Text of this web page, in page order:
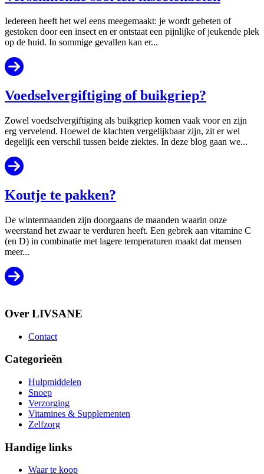
Iedereen heeft het wel eens meegemaakt: je wordt gebeten of
gestoken door een insect en er ontstaat een pijnlijke of jeukende plek
op de huid. In sommige gevallen kan er...
Voedselvergiftiging of buikgriep?
Zowel voedselvergiftiging als buikgriep komen vaak voor en zijn
erg vervelend. Hoewel de klachten vergelijkbaar zijn, zit er wel
degelijk een verschil tussen beide ziektes. In deze blog gaan we...
Koutje te pakken?
De wintermaanden zijn doorgaans de maanden waarin onze
weerstand het zwaar te verduren heeft. Een gebrek aan vitamine C
(en D) in combinatie met lagere temperaturen maakt dat mensen
meer...
Over LIVSANE
Contact
Categorieën
Hulpmiddelen
Snoep
Verzorging
Vitamines & Supplementen
Zelfzorg
Handige links
Waar te koop